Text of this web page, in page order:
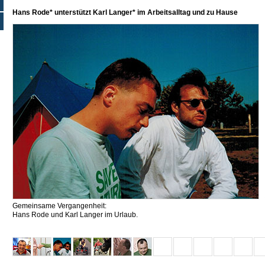
Hans Rode* unterstützt Karl Langer* im Arbeitsalltag und zu Hause
Gemeinsame Vergangenheit:
Hans Rode und Karl Langer im Urlaub.